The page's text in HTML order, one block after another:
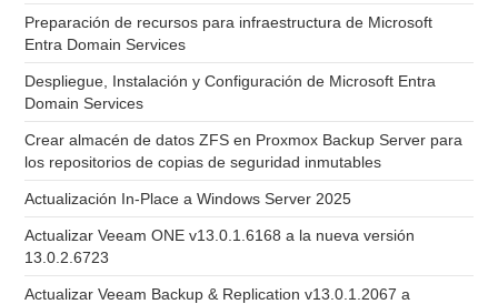
Preparación de recursos para infraestructura de Microsoft
Entra Domain Services
Despliegue, Instalación y Configuración de Microsoft Entra
Domain Services
Crear almacén de datos ZFS en Proxmox Backup Server para
los repositorios de copias de seguridad inmutables
Actualización In-Place a Windows Server 2025
Actualizar Veeam ONE v13.0.1.6168 a la nueva versión
13.0.2.6723
Actualizar Veeam Backup & Replication v13.0.1.2067 a